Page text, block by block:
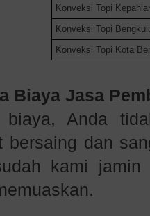
Konveksi Topi
Konveksi Topi
Konveksi Topi Kota
Biaya Jasa
biaya, Anda
bersaing dan
kami jamin